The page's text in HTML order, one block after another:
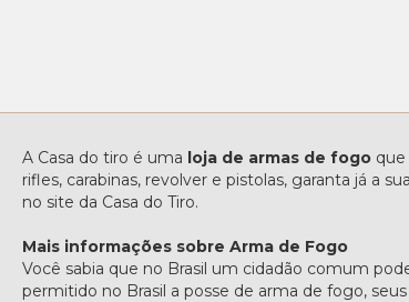
A Casa do tiro é uma loja de armas de fogoque
rifles, carabinas, revolver e pistolas, garanta já a
no site da Casa do Tiro.
Mais informações sobre Arma de Fogo
Você sabia que no Brasil um cidadão comum
permitido no Brasil a posse de arma de fogo,